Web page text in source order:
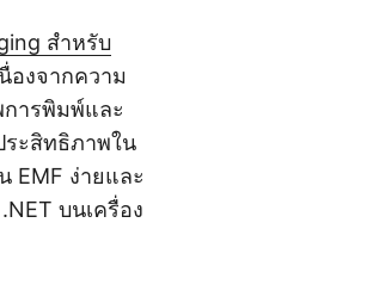
สำหรับ
องจากความ
ารพิมพ์และ
ะสิทธิภาพใน
EMF ง่ายและ
บนเครื่อง